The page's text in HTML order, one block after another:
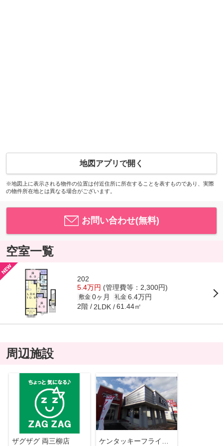
地図アプリで開く
※地図上に表示される物件の位置は付近住所に所在することを表すものであり、実際
の物件所在地とは異なる場合がございます。
お問い合わせ(無料)
空室一覧
202
5.4万円 (管理費等：2,300円)
敷金 0ヶ月 礼金 6.4万円
2階 2LDK 61.44㎡
周辺施設
ザグザグ 両三柳店